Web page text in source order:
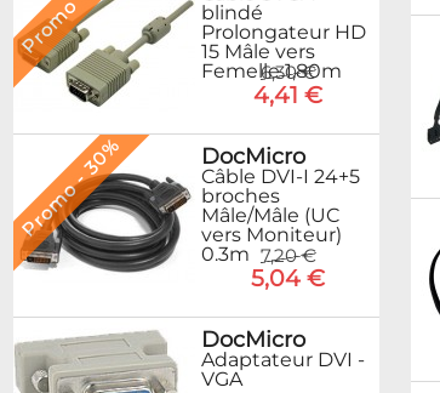
blindé
Prolongateur HD
15 Mâle vers
Femelle 1,80m
6,30 €
4,41 €
Promo - 30% DocMicro
Câble DVI-I 24+5
broches
Mâle/Mâle (UC
vers Moniteur)
0.3m 7,20 €
5,04 €
DocMicro
Adaptateur DVI -
VGA